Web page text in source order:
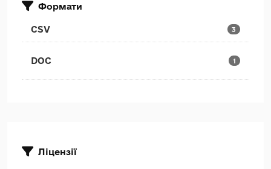
Формати
CSV 3
DOC 1
Ліцензії